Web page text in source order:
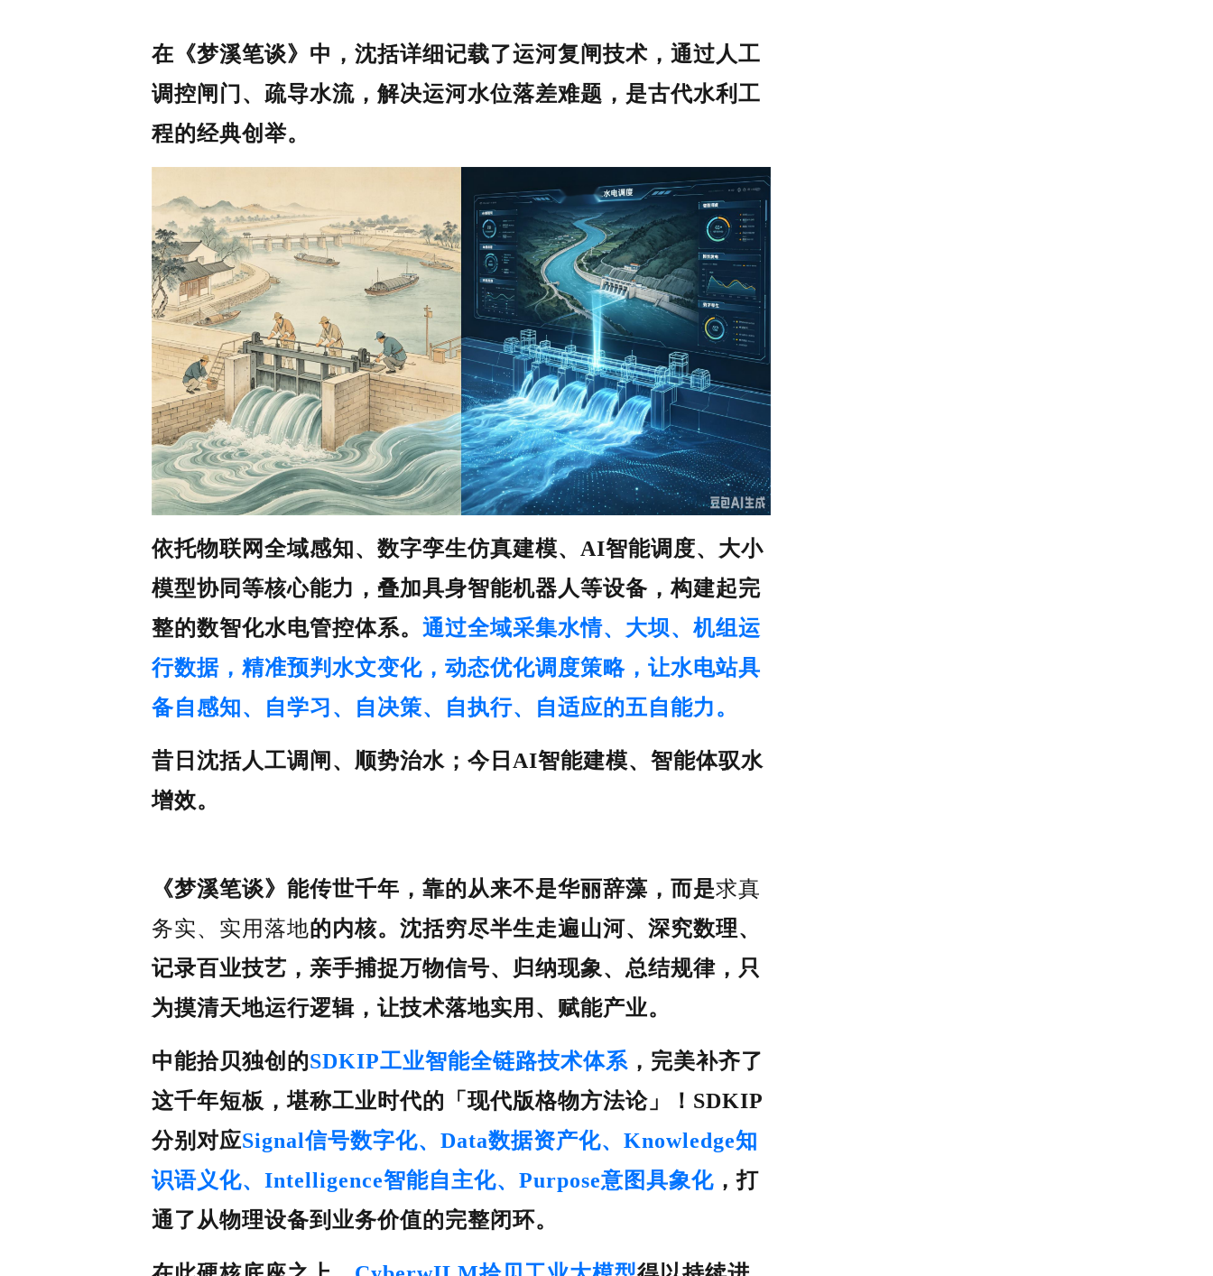
在《梦溪笔谈》中，沈括详细记载了运河复闸技术，通过人工
调控闸门、疏导水流，解决运河水位落差难题，是古代水利工
程的经典创举。
依托物联网全域感知、数字孪生仿真建模、 AI智能调度、大小
模型协同等核心能力，叠加具身智能机器人等设备，构建起完
整的数智化水电管控体系。 通过全域采集水情、大坝、机组运
行数据，精准预判水文变化，动态优化调度策略，让水电站具
备自感知、自学习、自决策、自执行、自适应的五自能力。
昔日沈括人工调闸、顺势治水；今日AI智能建模、智能体驭水
增效。
《梦溪笔谈》能传世千年，靠的从来不是华丽辞藻，而是求真
务实、实用落地的内核。沈括穷尽半生走遍山河、深究数理、
记录百业技艺，亲手捕捉万物信号、归纳现象、总结规律，只
为摸清天地运行逻辑，让技术落地实用、赋能产业。
中能拾贝独创的SDKIP工业智能全链路技术体系 ，完美补齐了
这千年短板，堪称工业时代的「现代版格物方法论」！SDKIP
分别对应Signal信号数字化、Data数据资产化、Knowledge知
识语义化、Intelligence智能自主化、Purpose意图具象化 ，打
通了从物理设备到业务价值的完整闭环。
请选择您的行业